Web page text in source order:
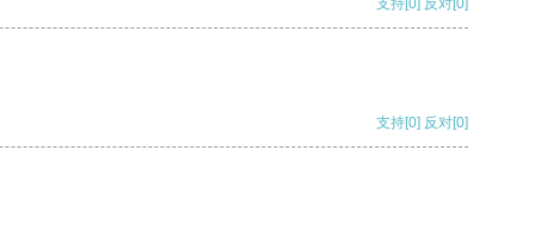
支持[0] 反对[0]
支持[0] 反对[0]